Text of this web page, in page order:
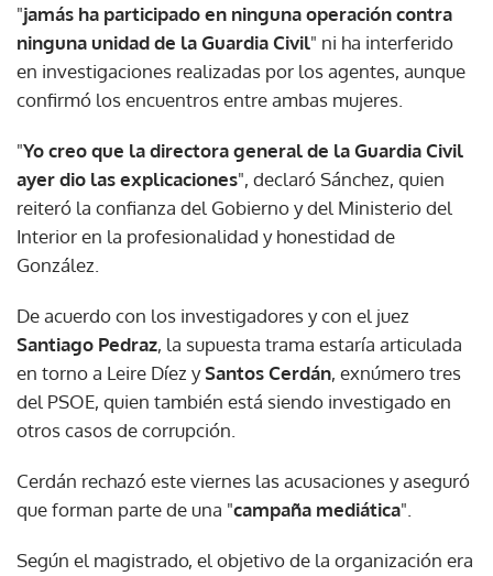
"jamás ha participado en ninguna operación contra
ninguna unidad de la Guardia Civil" ni ha interferido
en investigaciones realizadas por los agentes, aunque
confirmó los encuentros entre ambas mujeres.
"Yo creo que la directora general de la Guardia Civil
ayer dio las explicaciones", declaró Sánchez, quien
reiteró la confianza del Gobierno y del Ministerio del
Interior en la profesionalidad y honestidad de
González.
De acuerdo con los investigadores y con el juez
Santiago Pedraz, la supuesta trama estaría articulada
en torno a Leire Díez ySantos Cerdán, exnúmero tres
del PSOE, quien también está siendo investigado en
otros casos de corrupción.
Cerdán rechazó este viernes las acusaciones y aseguró
que forman parte de una "campaña mediática".
Según el magistrado, el objetivo de la organización era